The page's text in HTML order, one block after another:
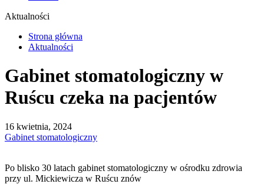
Aktualności
Strona główna
Aktualności
Gabinet stomatologiczny w
Ruścu czeka na pacjentów
16 kwietnia, 2024
Gabinet stomatologiczny
Po blisko 30 latach gabinet stomatologiczny w ośrodku zdrowia
przy ul. Mickiewicza w Ruścu znów